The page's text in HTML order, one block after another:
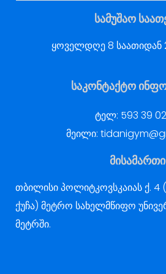
სამუშაო
ყოველდღე 8 საათიდან
საკონტაქტო
ტელ: 593 39
მეილი:
მისამართი
თბილისი პოლიტკოვსკაიას ქ. 4
ქუჩა) მეტრო სახელმწიფო
მეტრში.